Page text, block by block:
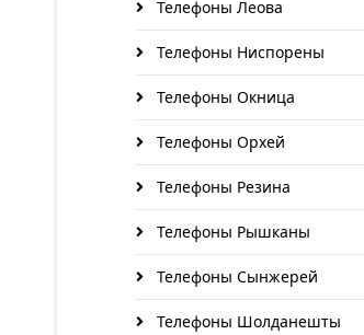
Телефоны Леова
Телефоны Ниспорены
Телефоны Окница
Телефоны Орхей
Телефоны Резина
Телефоны Рышканы
Телефоны Сынжерей
Телефоны Шолданешты